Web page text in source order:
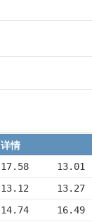
详情
17.58
13.12
14.74